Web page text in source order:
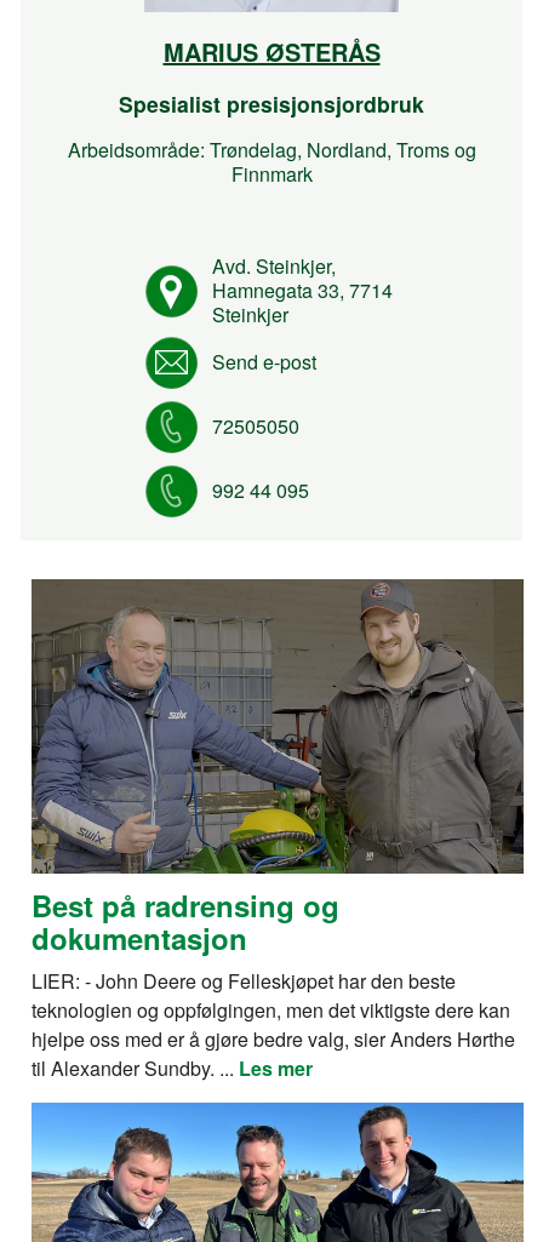
MARIUS ØSTERÅS
Spesialist presisjonsjordbruk
Arbeidsområde: Trøndelag, Nordland, Troms og
Finnmark
Avd. Steinkjer,
Hamnegata 33, 7714
Steinkjer
Send e-post
72505050
992 44 095
Best på radrensing og
dokumentasjon
LIER: - John Deere og Felleskjøpet har den beste
teknologien og oppfølgingen, men det viktigste dere kan
hjelpe oss med er å gjøre bedre valg, sier Anders Hørthe
til Alexander Sundby. ... Les mer